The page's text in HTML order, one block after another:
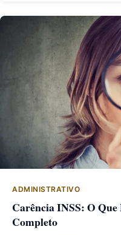
ADMINISTRATIVO
Carência INSS: O
Completo